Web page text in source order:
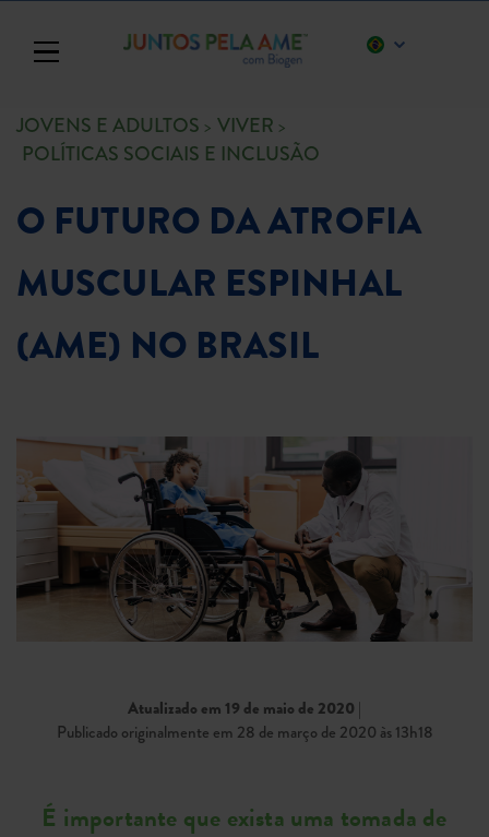
Toggle navigation
JOVENS E ADULTOS
VIVER
POLÍTICAS SOCIAIS E INCLUSÃO
O FUTURO DA ATROFIA
MUSCULAR ESPINHAL
(AME) NO BRASIL
Atualizado em 19 de maio de 2020 |
Publicado originalmente em 28 de março de 2020 às 13h18
É importante que exista uma tomada de